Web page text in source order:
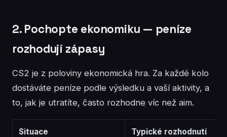
2. Pochopte ekonomiku — peníze
rozhodují zápasy
CS2 je z poloviny ekonomická hra. Za každé kolo
dostáváte peníze podle výsledku a vaší aktivity, a
to, jak je utratíte, často rozhodne víc než aim.
Situace Typické rozhodnutí